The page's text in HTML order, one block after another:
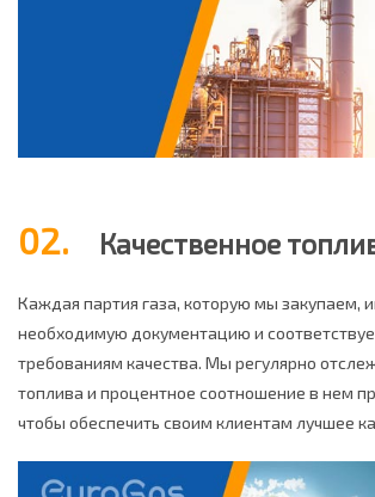
02. Качественное
Каждая партия газа, которую мы закупаем,
необходимую документацию и
требованиям качества. Мы регулярно
топлива и процентное соотношение в нем
чтобы обеспечить своим клиентам лучшее